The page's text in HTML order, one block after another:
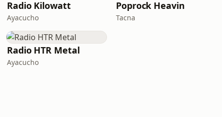
Radio Kilowatt
Ayacucho
Poprock Heavin
Tacna
Radio HTR Metal
Ayacucho